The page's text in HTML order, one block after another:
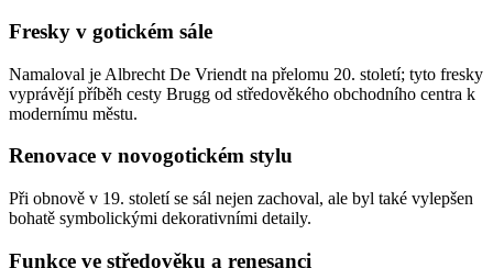
Fresky v gotickém sále
Namaloval je Albrecht De Vriendt na přelomu 20. století; tyto fresky
vyprávějí příběh cesty Brugg od středověkého obchodního centra k
modernímu městu.
Renovace v novogotickém stylu
Při obnově v 19. století se sál nejen zachoval, ale byl také vylepšen
bohatě symbolickými dekorativními detaily.
Funkce ve středověku a renesanci